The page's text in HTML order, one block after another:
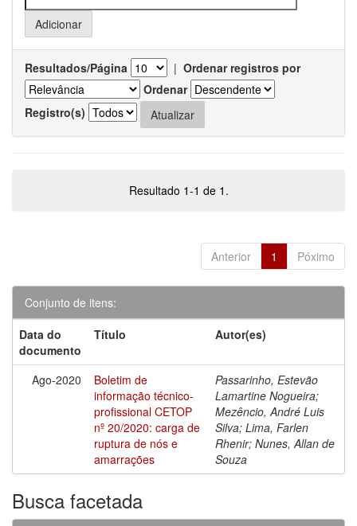
Resultados/Página | Ordenar registros por
Ordenar
Registro(s)
Resultado 1-1 de 1.
Anterior 1 Póximo
Conjunto de itens:
Data do
documento
Título Autor(es)
Ago-2020
Boletim de
informação técnico-
profissional CETOP
nº 20/2020: carga de
ruptura de nós e
amarrações
Passarinho, Estevão
Lamartine Nogueira;
Mezêncio, André Luis
Silva; Lima, Farlen
Rhenir; Nunes, Allan de
Souza
Busca facetada